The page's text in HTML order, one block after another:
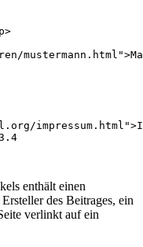
p>
mustermann.html">
impressum.html">
enthält einen
des Beitrages, ein
verlinkt auf ein